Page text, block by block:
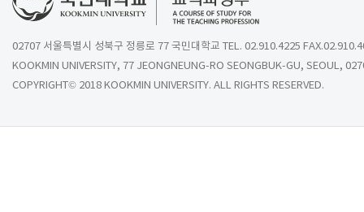
02707 서울특별시 성북구 정릉로 77 국민대학교 TEL. 02.910.4225
KOOKMIN UNIVERSITY, 77 JEONGNEUNG-RO SEONGBUK-GU, SEOUL,
COPYRIGHT© 2018 KOOKMIN UNIVERSITY. ALL RIGHTS RESERVED.